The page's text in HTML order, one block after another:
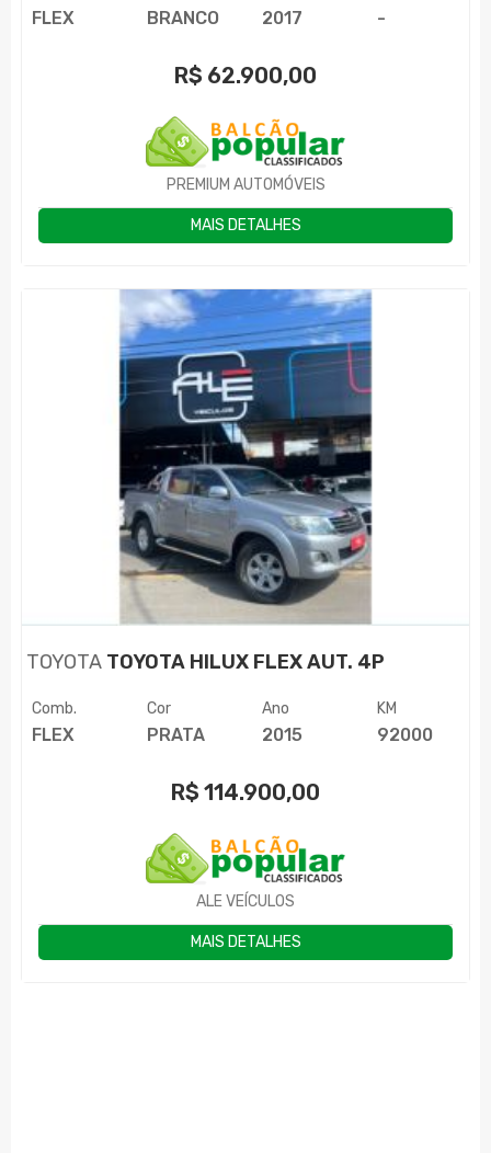
FLEX BRANCO 2017 -
R$ 62.900,00
PREMIUM AUTOMÓVEIS
MAIS DETALHES
TOYOTA TOYOTA HILUX FLEX AUT. 4P
Comb.
FLEX
Cor
PRATA
Ano
2015
KM
92000
R$ 114.900,00
ALE VEÍCULOS
MAIS DETALHES